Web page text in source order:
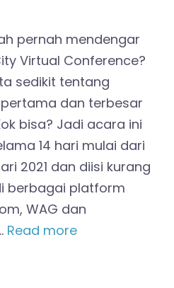
pernah mendengar
Virtual Conference?
sedikit tentang
dan terbesar
bisa? Jadi acara ini
14 hari mulai dari
2021 dan diisi kurang
berbagai platform
WAG dan
Read more